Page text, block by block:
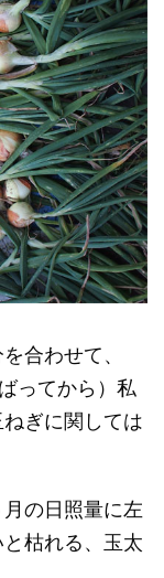
合わせて、
ってから）私
ぎに関しては
の日照量に左
枯れる、玉太